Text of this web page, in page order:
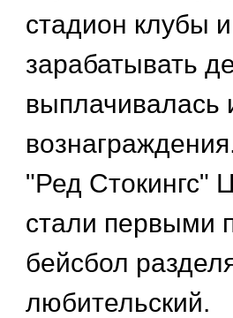
стадион клубы
зарабатывать
выплачивалась
"Ред Стокингс"
стали первыми
бейсбол
любительский.